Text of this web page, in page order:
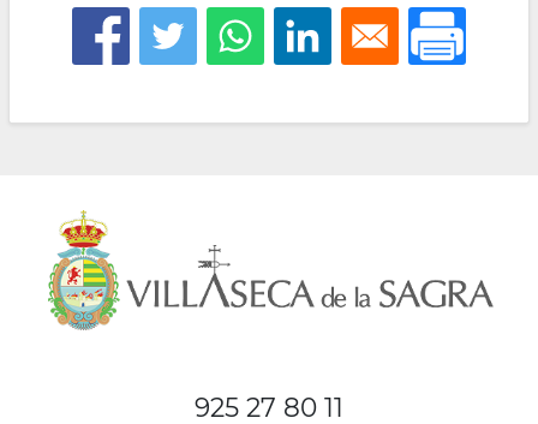
925 27 80 11